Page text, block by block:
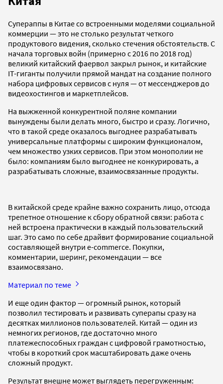
Супераппы в Китае со встроенными моделями социальной
коммерции — это не столько результат четкого
продуктового видения, сколько стечения обстоятельств. С
начала торговых войн (примерно с 2016 по 2018 год)
великий китайский фаервол закрыл рынок, и китайские
IT-гиганты получили прямой мандат на создание полного
набора цифровых сервисов с нуля — от мессенджеров до
видеохостингов и маркетплейсов.
На выжженной конкурентной поляне компании
вынуждены были делать много, быстро и сразу. Логично,
что в такой среде оказалось выгоднее разрабатывать
универсальные платформы с широким функционалом,
чем множество узких сервисов. При этом монополии не
было: компаниям было выгоднее не конкурировать, а
разрабатывать сложные, взаимосвязанные продукты.
В китайской среде крайне важно сохранить лицо, отсюда
трепетное отношение к сбору обратной связи: работа с
ней встроена практически в каждый пользовательский
шаг. Это само по себе драйвит формирование социальной
составляющей внутри e-commerce. Покупки,
комментарии, шеринг, рекомендации — все
взаимосвязано.
Материал по теме
И еще один фактор — огромный рынок, который
позволил тестировать и развивать суперапы сразу на
десятках миллионов пользователей. Китай — один из
немногих регионов, где достаточно много
платежеспособных граждан с цифровой грамотностью,
чтобы в короткий срок масштабировать даже очень
сложный продукт.
Результат внешне может выглядеть перегруженным: